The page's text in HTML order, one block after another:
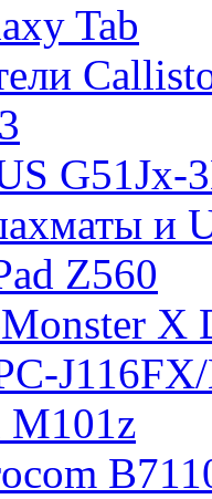
Tab
G51Jx-
и
Z560
X
M101z